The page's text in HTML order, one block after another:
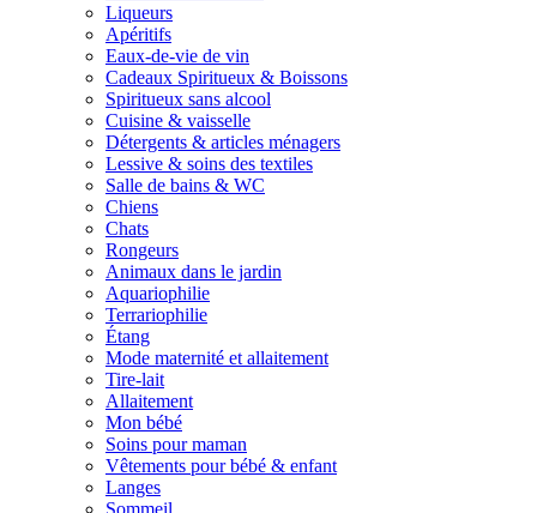
Liqueurs
Apéritifs
Eaux-de-vie de vin
Cadeaux Spiritueux & Boissons
Spiritueux sans alcool
Cuisine & vaisselle
Détergents & articles ménagers
Lessive & soins des textiles
Salle de bains & WC
Chiens
Chats
Rongeurs
Animaux dans le jardin
Aquariophilie
Terrariophilie
Étang
Mode maternité et allaitement
Tire-lait
Allaitement
Mon bébé
Soins pour maman
Vêtements pour bébé & enfant
Langes
Sommeil